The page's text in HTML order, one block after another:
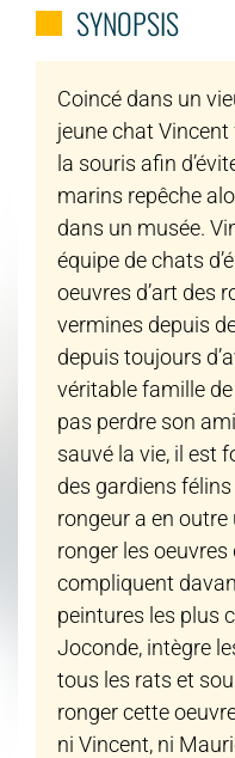
SYNOPSIS
Coincé dans un
jeune chat
la souris afin
marins repêche
dans un musée.
équipe de chats
oeuvres d’art des
vermines depuis
depuis toujours
véritable famille
pas perdre son
sauvé la vie, il est
des gardiens
rongeur a en
ronger les oeuvres
compliquent
peintures les plus
Joconde, intègre
tous les rats et
ronger cette
ni Vincent, ni